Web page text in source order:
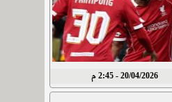
20/04/2026 - 2:45 م